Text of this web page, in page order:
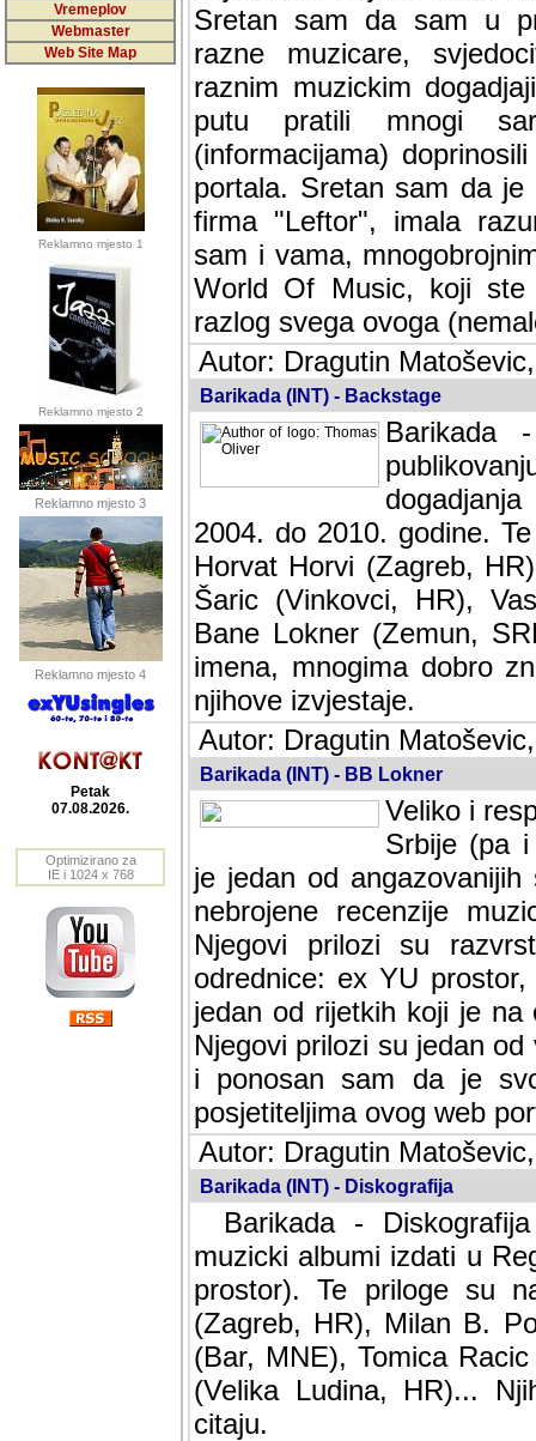
Vremeplov
Webmaster
Web Site Map
Reklamno mjesto 1
Reklamno mjesto 2
Reklamno mjesto 3
Reklamno mjesto 4
Petak
07.08.2026.
Optimizirano za
IE i 1024 x 768
Sretan sam da sam u
muzicare, svjedociti
muzickim dogadjajima...
mnogi saradnici koji
doprinosili vrijednosti i
sam da je i moj web
imala razumijevanja za
mnogobrojnim
Music, koji ste ga
ovoga (nemalog) rada.
Autor: Dragutin
Barikada (INT) - Backstage
Barikada
2004. do 2010. godine.
Horvat Horvi (Zagreb,
Šaric (Vinkovci, HR),
Bane Lokner (Zemun,
imena, mnogima dobro
njihove izvjestaje.
Autor: Dragutin
Barikada (INT) - BB Lokner
Veliko i
Srbije (pa i
jedan od angazovanijih
nebrojene recenzije
Njegovi prilozi su
odrednice: ex YU
jedan od rijetkih koji je
Njegovi prilozi su jedan
i ponosan sam da je
posjetiteljima ovog web
Autor: Dragutin
Barikada (INT) - Diskografija
Barikada -
muzicki albumi izdati u
prostor). Te priloge su
(Zagreb, HR), Milan B.
(Bar, MNE), Tomica
(Velika Ludina, HR)...
citaju.